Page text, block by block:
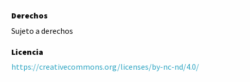
Derechos
Sujeto a derechos
Licencia
https://creativecommons.org/licenses/by-nc-nd/4.0/